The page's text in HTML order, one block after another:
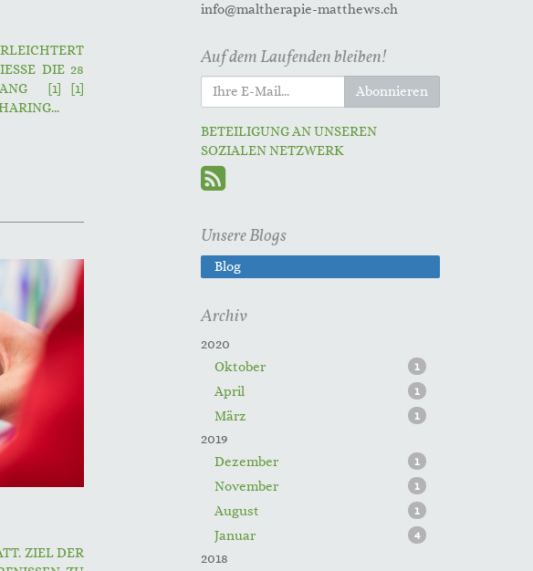
DIE 28
[1] [1]
ZIEL DER
info@maltherapie-matthews.ch
Auf dem Laufenden bleiben!
Abonnieren
BETEILIGUNG AN UNSEREN
SOZIALEN NETZWERK
Unsere Blogs
Blog
Archiv
2020
Oktober
1
April 1
März 1
2019
Dezember
1
November 1
August 1
Januar 4
2018